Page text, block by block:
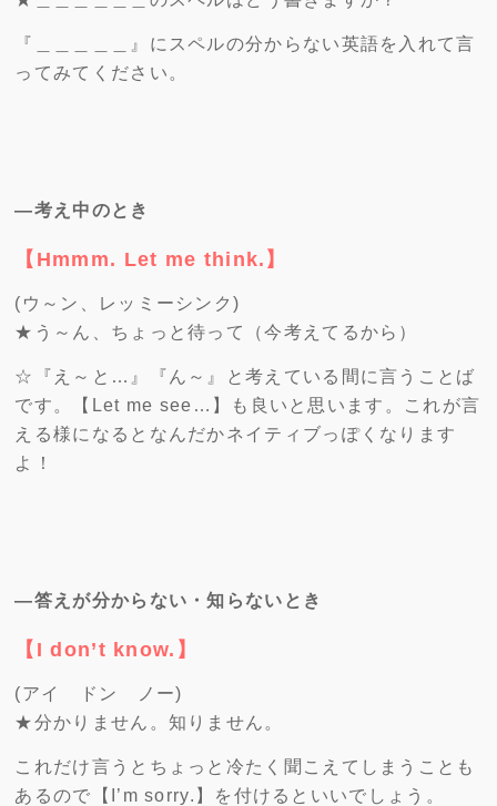
『＿＿＿＿＿』にスペルの分からない英語を入れて言
ってみてください。
―考え中のとき
【Hmmm. Let me think.】
(ウ～ン、レッミーシンク)
★う～ん、ちょっと待って（今考えてるから）
☆『え～と…』『ん～』と考えている間に言うことば
です。【Let me see…】も良いと思います。これが言
える様になるとなんだかネイティブっぽくなります
よ！
―答えが分からない・知らないとき
【I don’t know.】
(アイ ドン ノー)
★分かりません。知りません。
これだけ言うとちょっと冷たく聞こえてしまうことも
あるので【I’m sorry.】を付けるといいでしょう。